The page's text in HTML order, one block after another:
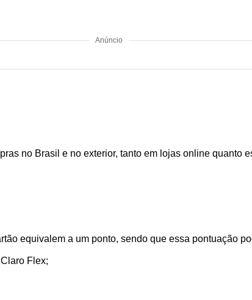
Anúncio
no Brasil e no exterior, tanto em lojas online quanto
equivalem a um ponto, sendo que essa pontuação
Flex;